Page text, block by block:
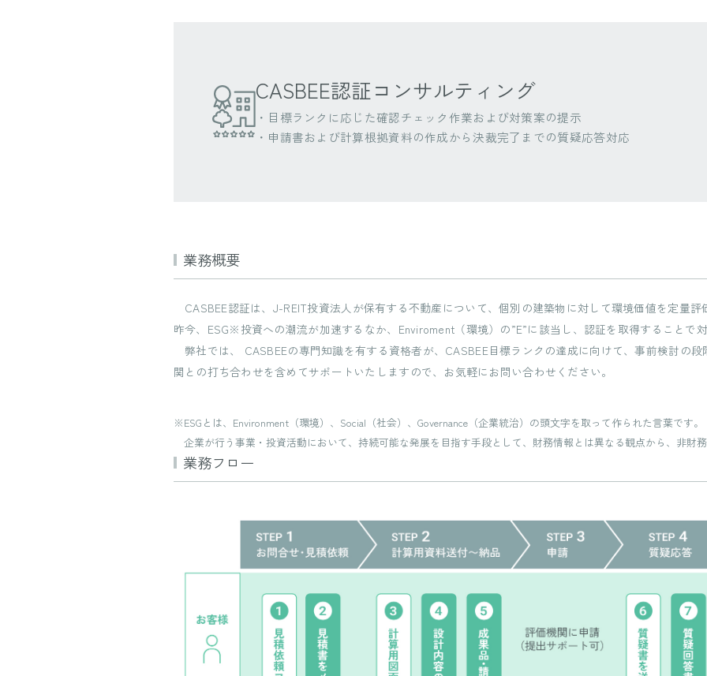
CASBEE認証コンサルティング
・目標ランクに応じた確認チェック作業および対策案の提示
・申請書および計算根拠資料の作成から決裁完了までの質疑応答対応
業務概要
CASBEE認証は、J-REIT投資法人が保有する不動産について、個別の建築物に対して環境価値を定量評
昨今、ESG※投資への潮流が加速するなか、Enviroment（環境）の”E”に該当し、認証を取得することで
弊社では、 CASBEEの専門知識を有する資格者が、CASBEE目標ランクの達成に向けて、事前検討の
関との打ち合わせを含めてサポートいたしますので、お気軽にお問い合わせください。
ESGとは、Environment（環境）、Social（社会）、Governance（企業統治）の頭文字を取って作られた言葉です。
企業が行う事業・投資活動において、持続可能な発展を目指す手段として、財務情報とは異なる観点から、非財
業務フロー